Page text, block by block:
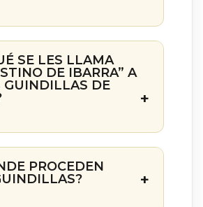
SE LES LLAMA
DE IBARRA” A
GUINDILLAS DE
PROCEDEN